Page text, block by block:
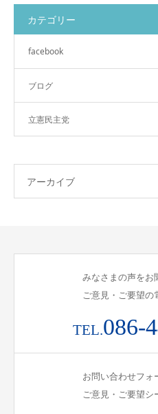
カテゴリー
facebook
ブログ
立憲民主党
アーカイブ
みなさまの声をお
ご意見・ご要望の
TEL.086-
お問い合わせフォ
ご意見・ご要望シ